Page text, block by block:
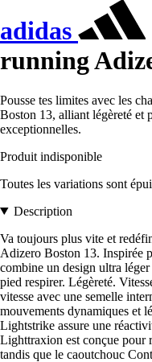
adidas
running
Pousse tes limites avec les
Boston 13, alliant légèreté et
exceptionnelles.
Produit indisponible
Toutes les variations sont
Description
Va toujours plus vite et
Adizero Boston 13. Inspirée
combine un design ultra
pied respirer. Légèreté.
vitesse avec une semelle
mouvements dynamiques et
Lightstrike assure une
Lighttraxion est conçue pour
tandis que le caoutchouc